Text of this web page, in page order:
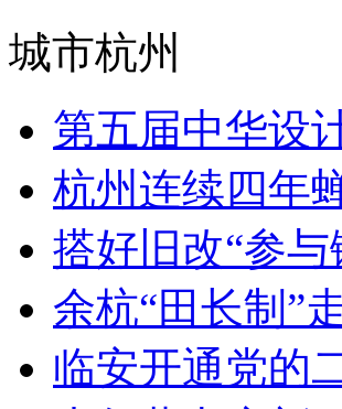
城市杭州
第五届中华设
杭州连续四年
搭好旧改“参
余杭“田长制”
临安开通党的